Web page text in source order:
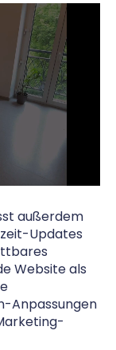
außerdem
Updates
Website als
Anpassungen